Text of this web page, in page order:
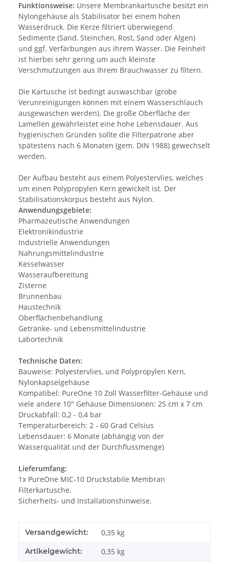
Funktionsweise: Unsere Membrankartusche besitzt ein
Nylongehäuse als Stabilisator bei einem hohen
Wasserdruck. Die Kerze filtriert überwiegend
Sedimente (Sand, Steinchen, Rost, Sand oder Algen)
und ggf. Verfärbungen aus ihrem Wasser. Die Feinheit
ist hierbei sehr gering um auch kleinste
Verschmutzungen aus Ihrem Brauchwasser zu filtern.
Die Kartusche ist bedingt auswaschbar (grobe
Verunreinigungen können mit einem Wasserschlauch
ausgewaschen werden). Die große Oberfläche der
Lamellen gewährleistet eine hohe Lebensdauer. Aus
hygienischen Gründen sollte die Filterpatrone aber
spätestens nach 6 Monaten (gem. DIN 1988) gewechselt
werden.
Der Aufbau besteht aus einem Polyestervlies, welches
um einen Polypropylen Kern gewickelt ist. Der
Stabilisationskorpus besteht aus Nylon.
Anwendungsgebiete:
Pharmazeutische Anwendungen
Elektronikindustrie
Industrielle Anwendungen
Nahrungsmittelindustrie
Kesselwasser
Wasseraufbereitung
Zisterne
Brunnenbau
Haustechnik
Oberflächenbehandlung
Getränke- und Lebensmittelindustrie
Labortechnik
Technische Daten:
Bauweise: Polyestervlies, und Polypropylen Kern,
Nylonkapselgehäuse
Kompatibel: PureOne 10 Zoll Wasserfilter-Gehäuse und
viele andere 10" Gehäuse Dimensionen: 25 cm x 7 cm
Druckabfall: 0,2 - 0,4 bar
Temperaturbereich: 2 - 60 Grad Celsius
Lebensdauer: 6 Monate (abhängig von der
Wasserqualität und der Durchflussmenge)
Lieferumfang:
1x PureOne MIC-10 Druckstabile Membran
Filterkartusche.
Sicherheits- und Installationshinweise.
Versandgewicht: 0,35 kg
Artikelgewicht: 0,35 kg